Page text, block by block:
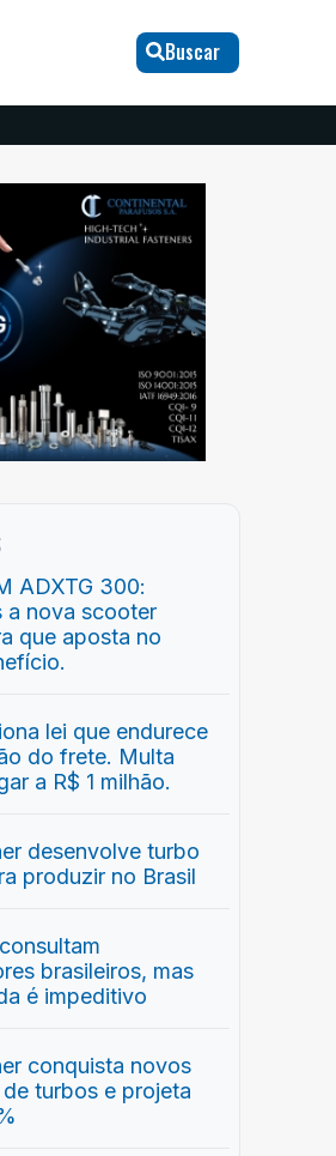
Buscar
ADXTG 300:
a nova scooter
que aposta no
lei que endurece
do frete. Multa
a R$ 1 milhão.
desenvolve turbo
produzir no Brasil
brasileiros, mas
é impeditivo
conquista novos
turbos e projeta